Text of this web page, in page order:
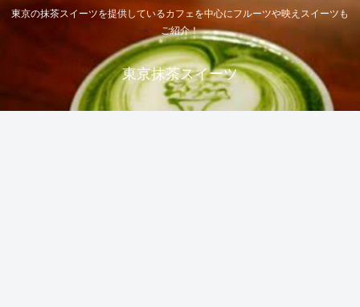
東京の抹茶スイーツを提供しているカフェを中心にフルーツや映えスイーツも
ご紹介！
東京抹茶スイーツ